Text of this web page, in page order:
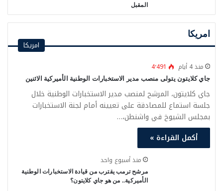
المقبل
امريكا
امريكا
منذ 4 أيام 4٬491
جاي كلايتون يتولى منصب مدير الاستخبارات الوطنية الأميركية الاثنين
جاي كلايتون، المرشح لمنصب مدير الاستخبارات الوطنية خلال
جلسة استماع للمصادقة على تعيينه أمام لجنة الاستخبارات
بمجلس الشيوخ في واشنطن،…
أكمل القراءة »
منذ أسبوع واحد
مرشح ترمب يقترب من قيادة الاستخبارات الوطنية
الأميركية.. من هو جاي كلايتون؟